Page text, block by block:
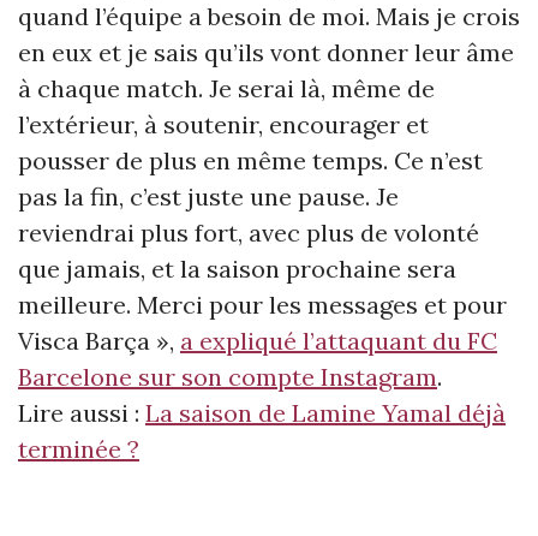
quand l’équipe a besoin de moi. Mais je crois
en eux et je sais qu’ils vont donner leur âme
à chaque match. Je serai là, même de
l’extérieur, à soutenir, encourager et
pousser de plus en même temps. Ce n’est
pas la fin, c’est juste une pause. Je
reviendrai plus fort, avec plus de volonté
que jamais, et la saison prochaine sera
meilleure. Merci pour les messages et pour
Visca Barça », a expliqué l’attaquant du FC
Barcelone sur son compte Instagram.
Lire aussi : La saison de Lamine Yamal déjà
terminée ?